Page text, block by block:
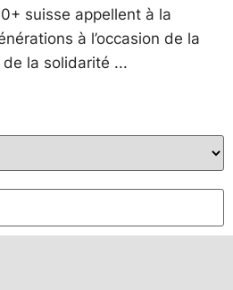
suisse appellent à la
à l’occasion de la
la solidarité